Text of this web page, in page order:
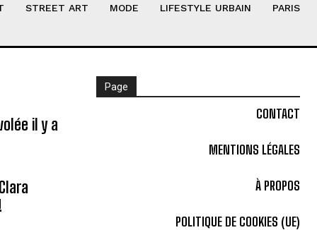
STREET ART MODE LIFESTYLE URBAIN PARIS
il y a
Page
CONTACT
MENTIONS LÉGALES
À PROPOS
POLITIQUE DE COOKIES (UE)